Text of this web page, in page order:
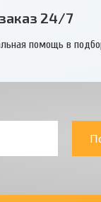
24/7
помощь в